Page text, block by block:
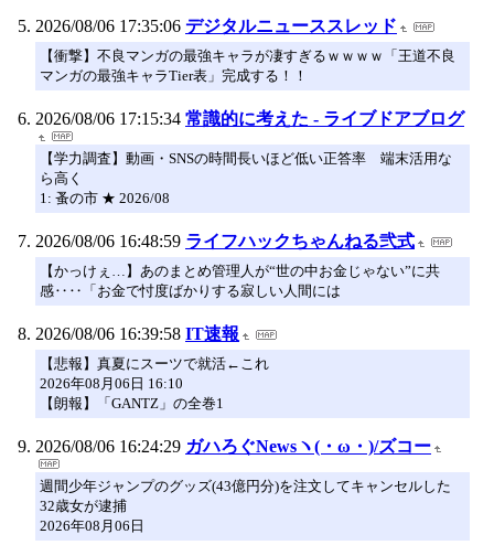
2026/08/06 17:35:06 デジタルニューススレッド
【衝撃】不良マンガの最強キャラが凄すぎるｗｗｗｗ「王道不良
マンガの最強キャラTier表」完成する！！
2026/08/06 17:15:34 常識的に考えた - ライブドアブログ
【学力調査】動画・SNSの時間長いほど低い正答率 端末活用な
ら高く
1: 蚤の市 ★ 2026/08
2026/08/06 16:48:59 ライフハックちゃんねる弐式
【かっけぇ…】あのまとめ管理人が“世の中お金じゃない”に共
感‥‥「お金で忖度ばかりする寂しい人間には
2026/08/06 16:39:58 IT速報
【悲報】真夏にスーツで就活←これ
2026年08月06日 16:10
【朗報】「GANTZ」の全巻1
2026/08/06 16:24:29 ガハろぐNewsヽ(・ω・)/ズコー
週間少年ジャンプのグッズ(43億円分)を注文してキャンセルした
32歳女が逮捕
2026年08月06日